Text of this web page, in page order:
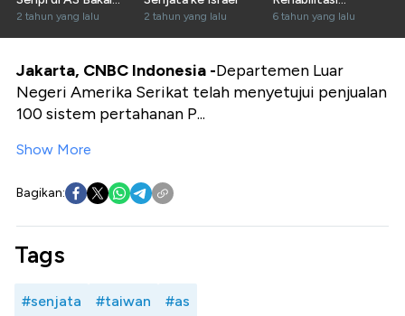
Makin Sulit?
2 tahun yang lalu 2 tahun yang lalu
Narkoba di Meksiko
6 tahun yang lalu
Jakarta, CNBC Indonesia -Departemen Luar
Negeri Amerika Serikat telah menyetujui penjualan
100 sistem pertahanan P...
Show More
Bagikan:
Tags
#senjata #taiwan #as